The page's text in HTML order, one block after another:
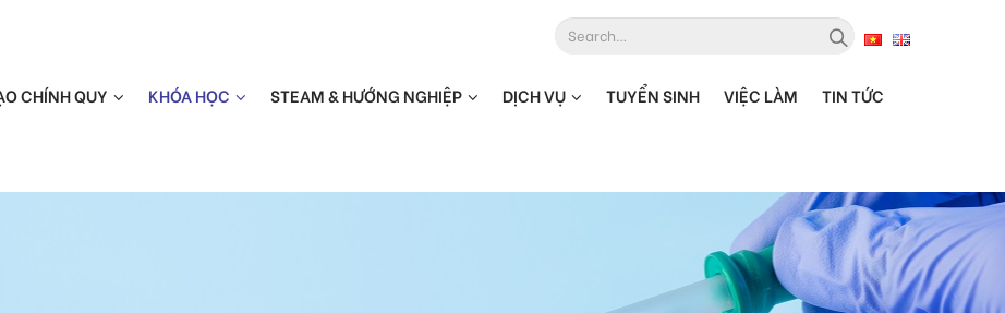
CHÍNH QUY KHÓA HỌC STEAM & HƯỚNG NGHIỆP DỊCH VỤ TUYỂN SINH VIỆC LÀM
TIN TỨC